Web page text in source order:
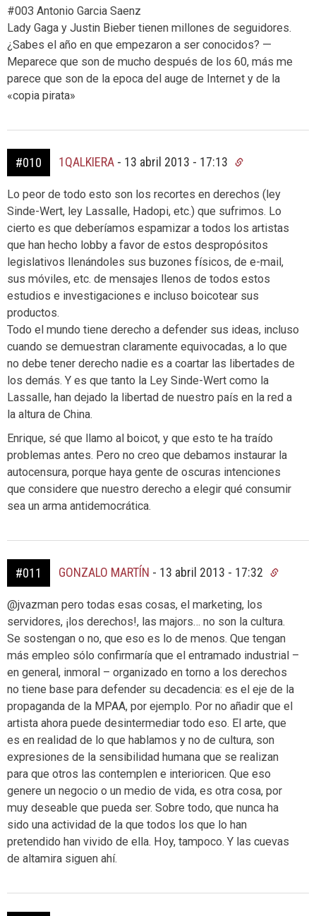
#003 Antonio Garcia Saenz
Lady Gaga y Justin Bieber tienen millones de seguidores.
¿Sabes el año en que empezaron a ser conocidos? —
Meparece que son de mucho después de los 60, más me
parece que son de la epoca del auge de Internet y de la
«copia pirata»
#010 1QALKIERA - 13 abril 2013 - 17:13
Lo peor de todo esto son los recortes en derechos (ley
Sinde-Wert, ley Lassalle, Hadopi, etc.) que sufrimos. Lo
cierto es que deberíamos espamizar a todos los artistas
que han hecho lobby a favor de estos despropósitos
legislativos llenándoles sus buzones físicos, de e-mail,
sus móviles, etc. de mensajes llenos de todos estos
estudios e investigaciones e incluso boicotear sus
productos.
Todo el mundo tiene derecho a defender sus ideas, incluso
cuando se demuestran claramente equivocadas, a lo que
no debe tener derecho nadie es a coartar las libertades de
los demás. Y es que tanto la Ley Sinde-Wert como la
Lassalle, han dejado la libertad de nuestro país en la red a
la altura de China.
Enrique, sé que llamo al boicot, y que esto te ha traído
problemas antes. Pero no creo que debamos instaurar la
autocensura, porque haya gente de oscuras intenciones
que considere que nuestro derecho a elegir qué consumir
sea un arma antidemocrática.
#011 GONZALO MARTÍN - 13 abril 2013 - 17:32
@jvazman pero todas esas cosas, el marketing, los
servidores, ¡los derechos!, las majors… no son la cultura.
Se sostengan o no, que eso es lo de menos. Que tengan
más empleo sólo confirmaría que el entramado industrial –
en general, inmoral – organizado en torno a los derechos
no tiene base para defender su decadencia: es el eje de la
propaganda de la MPAA, por ejemplo. Por no añadir que el
artista ahora puede desintermediar todo eso. El arte, que
es en realidad de lo que hablamos y no de cultura, son
expresiones de la sensibilidad humana que se realizan
para que otros las contemplen e interioricen. Que eso
genere un negocio o un medio de vida, es otra cosa, por
muy deseable que pueda ser. Sobre todo, que nunca ha
sido una actividad de la que todos los que lo han
pretendido han vivido de ella. Hoy, tampoco. Y las cuevas
de altamira siguen ahí.